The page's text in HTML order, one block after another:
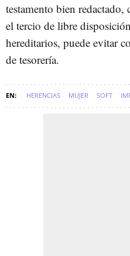
testamento bien redactado,
el tercio de libre
hereditarios, puede evitar
de tesorería.
HERENCIAS MUJER SOFT